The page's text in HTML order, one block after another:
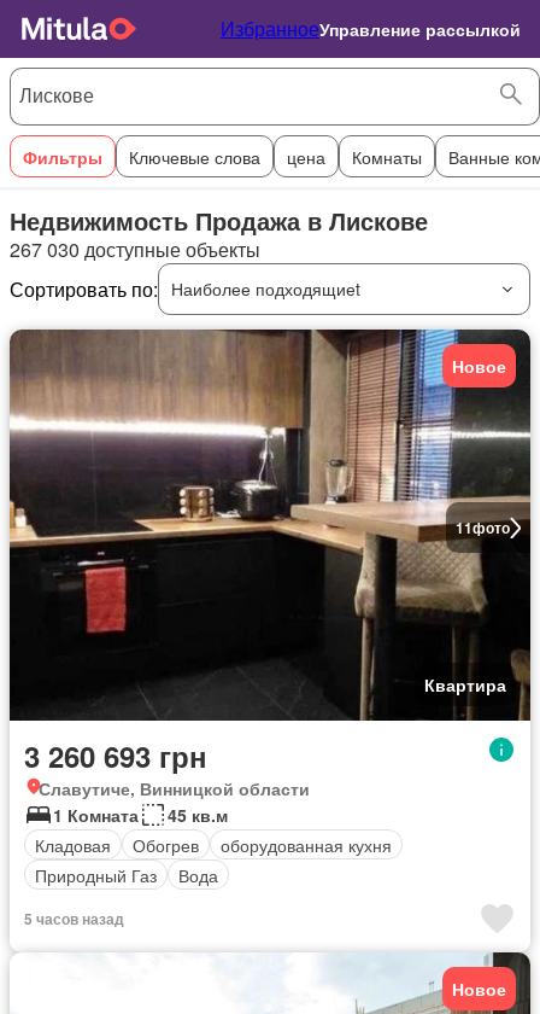
ИзбранноеУправление рассылкой
Фильтры Ключевые слова цена Комнаты Ванные
Недвижимость Продажа в Лискове
267 030 доступные объекты
Сортировать по:
Наиболее подходящиеt
11фото
Новое
Квартира
3 260 693 грн
Славутиче, Винницкой области
1 Комната
45 кв.м
Кладовая
Обогрев
оборудованная кухня
Природный Газ
Вода
5 часов назад
Новое